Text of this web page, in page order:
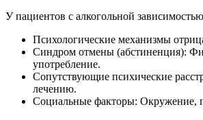
У пациентов с алкогольной
Психологические механизмы
Синдром отмены (абстиненция):
употребление.
Сопутствующие психические
лечению.
Социальные факторы: Окружение,